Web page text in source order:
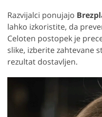
Razvijalci ponujajo
lahko izkoristite, da
Celoten postopek je
slike, izberite zahtevane
rezultat dostavljen.